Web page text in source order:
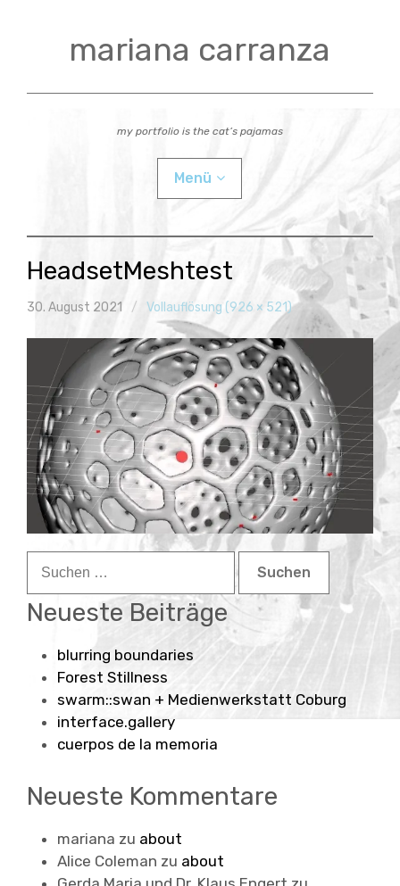
mariana carranza
my portfolio is the cat’s pajamas
Menü
actual
videos
workshops
bio Menü
about Child-
Menü
contact
HeadsetMeshtest
30. August 2021 Vollauflösung (926 × 521)
nach:
Neueste Beiträge
blurring boundaries
Forest Stillness
swarm::swan + Medienwerkstatt Coburg
interface.gallery
cuerpos de la memoria
Neueste Kommentare
mariana zu about
Alice Coleman zu about